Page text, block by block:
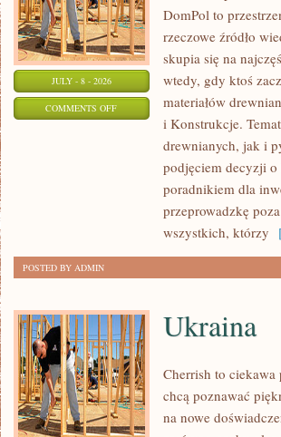
JULY - 8 - 2026
COMMENTS OFFON
FINANSOWANIE
DomPol to
rzeczowe źródło
skupia się na
wtedy, gdy ktoś
materiałów
i Konstrukcje.
drewnianych, jak i
podjęciem decyzji
poradnikiem dla
przeprowadzkę
wszystkich, którzy
POSTED BY ADMIN
Ukraina
Cherrish to ciekawa
chcą poznawać
na nowe